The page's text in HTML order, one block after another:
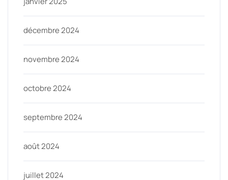
décembre 2024
novembre 2024
octobre 2024
septembre 2024
août 2024
juillet 2024